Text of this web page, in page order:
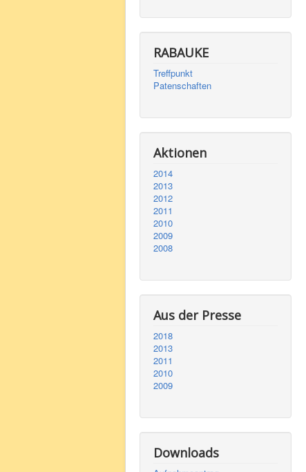
RABAUKE
Treffpunkt
Patenschaften
Aktionen
2014
2013
2012
2011
2010
2009
2008
Aus der Presse
2018
2013
2011
2010
2009
Downloads